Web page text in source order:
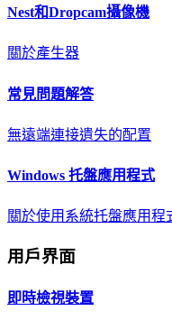
Nest和Dropcam攝像機
關於產生器
常見問題解答
無遠端連接遺失的配置
Windows 托盤應用程式
關於使用系統托盤應用程
用戶界面
即時檢視裝置